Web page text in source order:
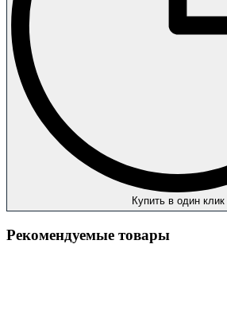
Купить в один клик
Рекомендуемые товары